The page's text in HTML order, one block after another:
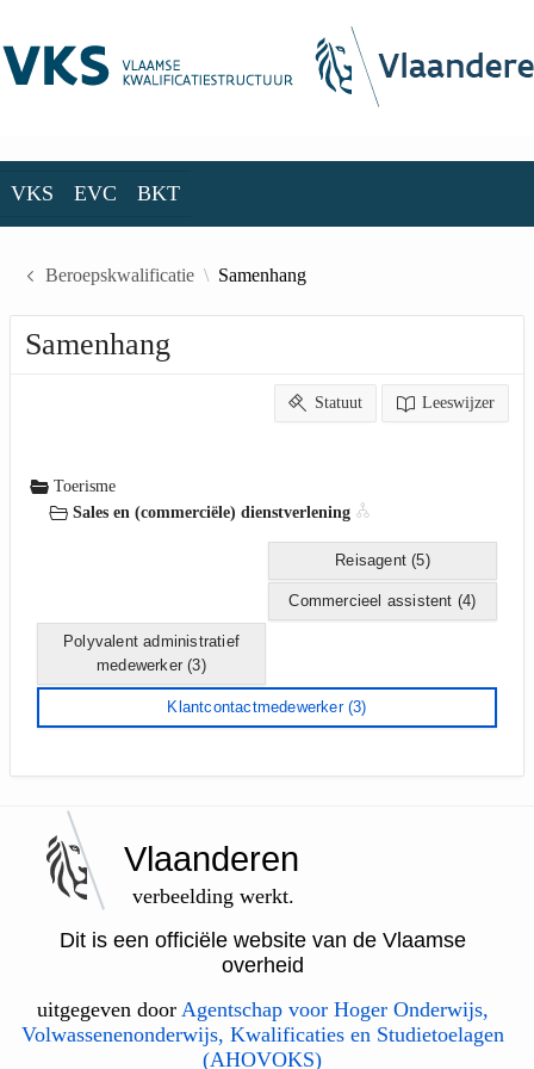
VKS EVC BKT
Beroepskwalificatie Samenhang
Samenhang
Statuut Leeswijzer
Toerisme
Sales en (commerciële) dienstverlening
Reisagent (5)
Commercieel assistent (4)
Polyvalent administratief
medewerker (3)
Klantcontactmedewerker(3)
Vlaanderen
verbeelding werkt.
Dit is een officiële website van de Vlaamse
overheid
uitgegeven door Agentschap voor Hoger Onderwijs,
Volwassenenonderwijs, Kwalificaties en Studietoelagen
(AHOVOKS)